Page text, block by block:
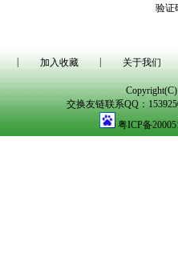
验证
加入收藏 关于我们
交换友链联系QQ：
粤ICP备